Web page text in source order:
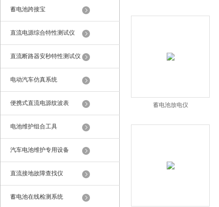
蓄电池跨接宝
直流电源综合特性测试仪
直流断路器安秒特性测试仪
电动汽车仿真系统
便携式直流电源纹波表
电池维护组合工具
汽车电池维护专用设备
直流接地故障查找仪
蓄电池在线检测系统
蓄电池放电仪